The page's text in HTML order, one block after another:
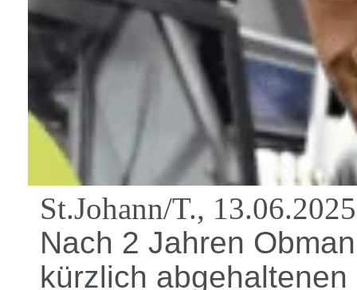
St.Johann/T.,
Nach 2 Jahren
kürzlich